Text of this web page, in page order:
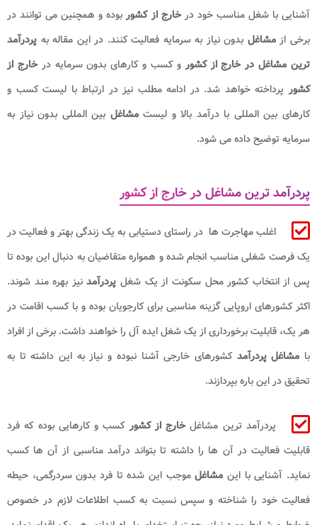
آشنایی با شغل مناسب خود درخارج از کشوربوده و همچنین می توانند در
برخی ازمشاغل بدون نیاز به سرمایه فعالیت کنند. در این مقاله به پردرآمد
ترین مشاغل در خارج از کشورو کسب و کارهای بدون سرمایه درخارج از
کشورپرداخته خواهد شد. در ادامه مطلب نیز در ارتباط با لیست کسب و
کارهای بین المللی با درآمد بالا و لیستمشاغل بین المللی بدون نیاز به
سرمایه توضیح داده می شود.
پردرآمد ترین مشاغل در خارج از کشور
اغلب مهاجرت ها در راستای دستیابی به یک زندگی بهتر و فعالیت در
یک فرصت شغلی مناسب انجام شده و همواره متقاضیان به دنبال این بوده تا
پس از انتخاب کشور محل سکونت از یک شغل پردرآمدنیز بهره مند شوند.
اکثر کشورهای اروپایی گزینه مناسبی برای کارجویان بوده و با کسب اقامت در
هر یک، قابلیت برخورداری از یک شغل ایده آل را خواهند داشت. برخی از افراد
با مشاغل پردرآمدکشورهای خارجی آشنا نبوده و نیاز به این داشته تا به
تحقیق در این باره بپردازند.
پردرآمد ترین مشاغلخارج از کشورکسب و کارهایی بوده که فرد
قابلیت فعالیت در آن ها را داشته تا بتواند درآمد مناسبی از آن ها کسب
نماید. آشنایی با این مشاغلموجب این شده تا فرد بدون سردرگمی، حیطه
فعالیت خود را شناخته و سپس نسبت به کسب اطلاعات لازم در خصوص